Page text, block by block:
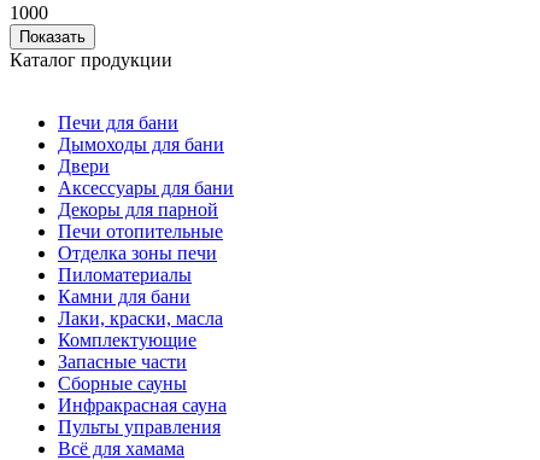
1000
Каталог продукции
Печи для бани
Дымоходы для бани
Двери
Аксессуары для бани
Декоры для парной
Печи отопительные
Отделка зоны печи
Пиломатериалы
Камни для бани
Лаки, краски, масла
Комплектующие
Запасные части
Сборные сауны
Инфракрасная сауна
Пульты управления
Всё для хамама